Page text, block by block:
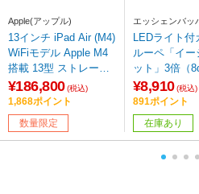
Apple(アップル)
13インチ iPad Air (M4)
WiFiモデル Apple M4
搭載 13型 ストレー
ジ：256GB MH5X4J/A
パープル 【sof001】
¥186,800 (税込)
1,868ポイント
数量限定
エッシェンバッ
LEDライト付
ルーペ「イー
ット」3倍（
0×46mm（シ
1521-11
¥8,910 (税込)
891ポイント
在庫あり